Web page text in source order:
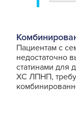
Пациентам с
недостаточно
статинами для
ХС ЛПНП,